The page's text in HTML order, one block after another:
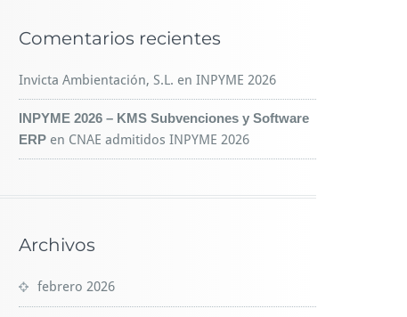
Comentarios recientes
Invicta Ambientación, S.L. en INPYME 2026
INPYME 2026 – KMS Subvenciones y Software
ERP en CNAE admitidos INPYME 2026
Archivos
febrero 2026